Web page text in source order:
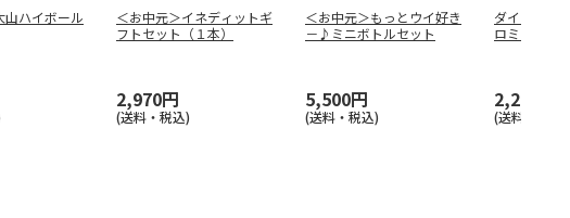
山ハイボール
＜お中元＞イネディットギ
フトセット（１本）
2,970円
(送料・税込)
＜お中元＞もっとウイ好き
－♪ミニボトルセット
5,500円
(送料・税込)
ダイカット
ロミ ふにゅ
2,200円
(送料別・税